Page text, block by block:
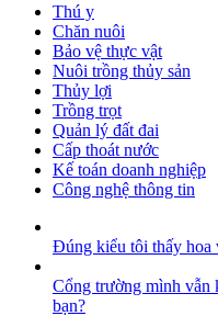
Thú y
Chăn nuôi
Bảo vệ thực vật
Nuôi trồng thủy sản
Thủy lợi
Trồng trọt
Quản lý đất đai
Cấp thoát nước
Kế toán doanh nghiệp
Công nghệ thông tin
Đúng kiểu tôi thấy hoa
Cổng trường mình vẫn
bạn?